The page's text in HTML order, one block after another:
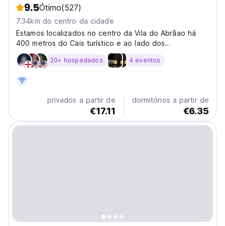
9.5Ótimo(527)
7.34km do centro da cidade
Estamos localizados no centro da Vila do Abrãao há
400 metros do Cais turístico e ao lado dos
restaurantes, supermercados e bares. Possuimos um
dormitório para quatro pessoas com banheiro
sete camas com...
20+ hospedados 4 eventos
privados a partir de
€17.11
dormitórios a partir de
€6.35